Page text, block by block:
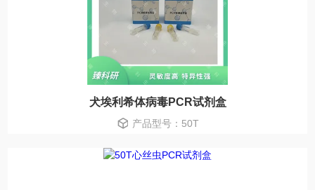
犬埃利希体病毒PCR试剂盒
产品型号：50T